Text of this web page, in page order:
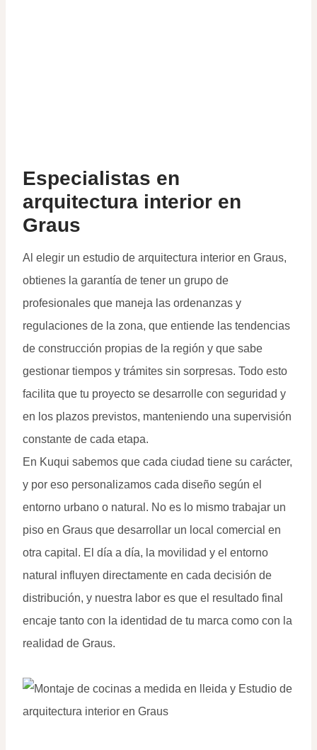
Especialistas en
arquitectura interior en
Graus
Al elegir un estudio de arquitectura interior en Graus,
obtienes la garantía de tener un grupo de
profesionales que maneja las ordenanzas y
regulaciones de la zona, que entiende las tendencias
de construcción propias de la región y que sabe
gestionar tiempos y trámites sin sorpresas. Todo esto
facilita que tu proyecto se desarrolle con seguridad y
en los plazos previstos, manteniendo una supervisión
constante de cada etapa.
En Kuqui sabemos que cada ciudad tiene su carácter,
y por eso personalizamos cada diseño según el
entorno urbano o natural. No es lo mismo trabajar un
piso en Graus que desarrollar un local comercial en
otra capital. El día a día, la movilidad y el entorno
natural influyen directamente en cada decisión de
distribución, y nuestra labor es que el resultado final
encaje tanto con la identidad de tu marca como con la
realidad de Graus.